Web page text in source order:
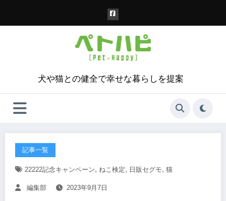
犬や猫との健全で幸せな暮らしを提案
記事一覧
22222記念キャンペーン, ねこ検定, 日販セグモ, 猫
編集部 2023年9月7日